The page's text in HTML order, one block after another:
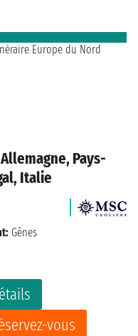
Pays-
Italie
vous
Gênes